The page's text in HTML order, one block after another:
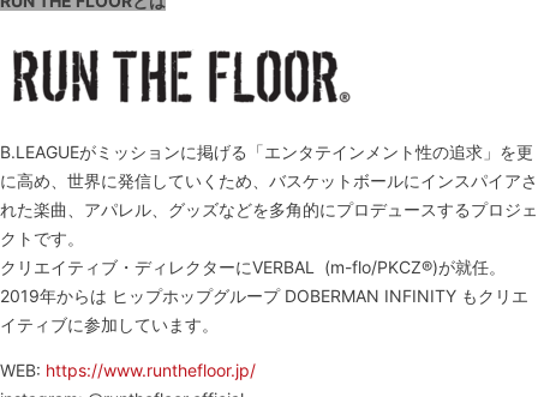
B.LEAGUEがミッションに掲げる「エンタテインメント性の追求」を更
に高め、世界に発信していくため、バスケットボールにインスパイアさ
れた楽曲、アパレル、グッズなどを多角的にプロデュースするプロジェ
クトです。
クリエイティブ・ディレクターにVERBAL (m-flo/PKCZ®)が就任。
2019年からは ヒップホップグループ DOBERMAN INFINITY もクリエ
イティブに参加しています。
WEB: https://www.runthefloor.jp/